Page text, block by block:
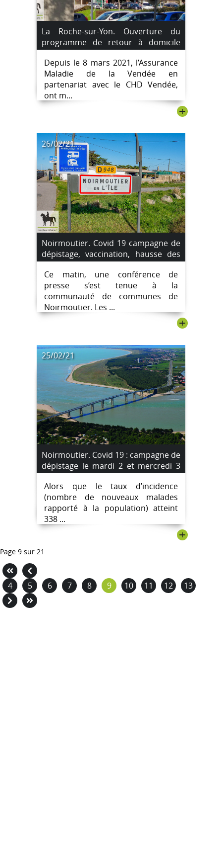
La Roche-sur-Yon. Ouverture du
programme de retour à domicile
pour les patients ayant eu un AVC.
Depuis le 8 mars 2021, l’Assurance
Maladie de la Vendée en
partenariat avec le CHD Vendée,
ont m...
+
26/02/21
Noirmoutier. Covid 19 campagne de
dépistage, vaccination, hausse des
cas, les élus et l’ARS font le point.
Ce matin, une conférence de
presse s’est tenue à la
communauté de communes de
Noirmoutier. Les ...
+
25/02/21
Noirmoutier. Covid 19 : campagne de
dépistage le mardi 2 et mercredi 3
mars 2021.
Alors que le taux d’incidence
(nombre de nouveaux malades
rapporté à la population) atteint
338 ...
+
Page 9 sur 21
4 5 6 7 8 9 10 11 12 13